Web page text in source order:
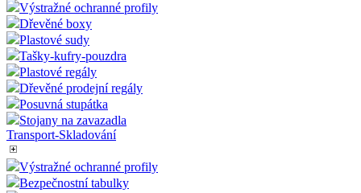
Výstražné ochranné profily
Dřevěné boxy
Plastové sudy
Tašky-kufry-pouzdra
Plastové regály
Dřevěné prodejní regály
Posuvná stupátka
Stojany na zavazadla
Transport-Skladování
Výstražné ochranné profily
Bezpečnostní tabulky